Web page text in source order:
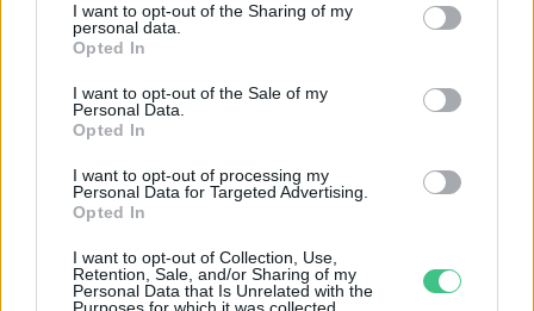
I want to opt-out of the Sharing of my
personal data.
Opted In
I want to opt-out of the Sale of my
Personal Data.
Opted In
I want to opt-out of processing my
Personal Data for Targeted Advertising.
Opted In
I want to opt-out of Collection, Use,
Retention, Sale, and/or Sharing of my
Personal Data that Is Unrelated with the
Purposes for which it was collected.
Végül, az összkép úgy lenne teljes, ha a
napelemparkok
hatásait a fosszilis erőművek hasonló
hatásaival is össze lehetne vetni. A szóban
kutatások foglalkoztak a kérdéssel. Egy 2011-
tanulmány
években a tengerentúlon üzembe állt fosszilis
erőművek két mérföldes (mintegy 3,2